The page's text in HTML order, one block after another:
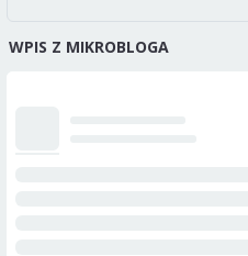
WPIS Z MIKROBLOGA